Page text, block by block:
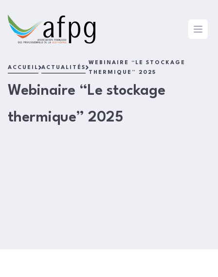
L'AFPG
Open
ACCUEIL ACTUALITÉS
WEBINAIRE “LE STOCKAGE
THERMIQUE” 2025
Webinaire “Le stockage
thermique” 2025